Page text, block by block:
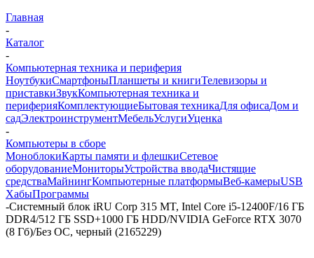
Главная
-
Каталог
-
Компьютерная техника и периферия
НоутбукиСмартфоныПланшеты и книгиТелевизоры и
приставкиЗвукКомпьютерная техника и
периферияКомплектующиеБытовая техникаДля офисаДом и
садЭлектроинструментМебельУслугиУценка
-
Компьютеры в сборе
МоноблокиКарты памяти и флешкиСетевое
оборудованиеМониторыУстройства вводаЧистящие
средстваМайнингКомпьютерные платформыВеб-камерыUSB
ХабыПрограммы
-Системный блок iRU Corp 315 MT, Intel Core i5-12400F/16 ГБ
DDR4/512 ГБ SSD+1000 ГБ HDD/NVIDIA GeForce RTX 3070
(8 Гб)/Без ОС, черный (2165229)